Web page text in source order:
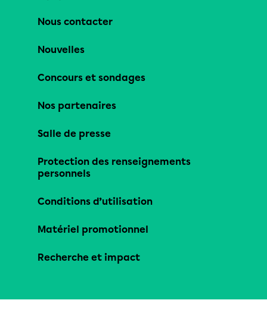
Nous contacter
Nouvelles
Concours et sondages
Nos partenaires
Salle de presse
Protection des renseignements
personnels
Conditions d’utilisation
Matériel promotionnel
Recherche et impact